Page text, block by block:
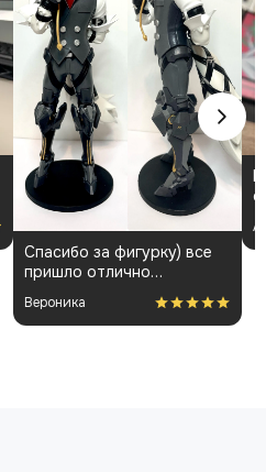
Спасибо за фигурку) все
пришло отлично
упакованным. Отдельная
благодарность за
покраску модели.
Вероника